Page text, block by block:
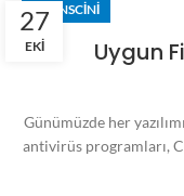
27
EKI
LISANSCINI
Uygun
Günümüzde her
antivirüs programları,